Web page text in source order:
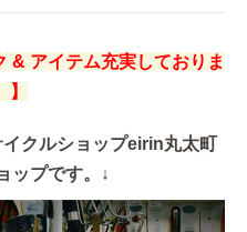
& アイテム充実しておりま
】
クルショップeirin丸太町
ップです。↓